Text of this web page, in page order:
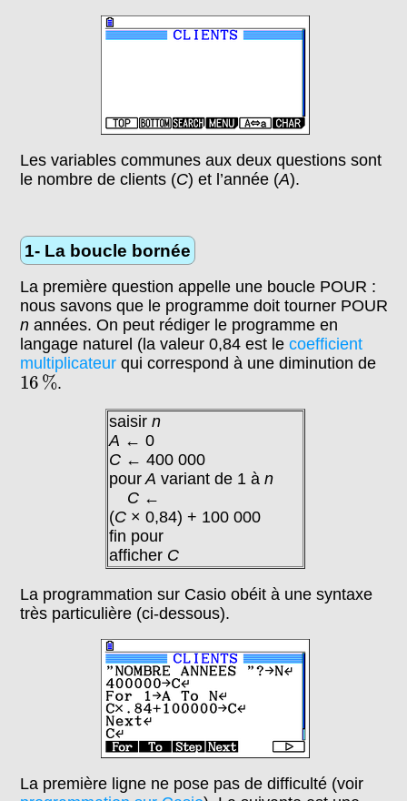
Les variables communes aux deux questions sont
le nombre de clients (C) et l’année (A).
1- La boucle bornée
La première question appelle une boucle POUR :
nous savons que le programme doit tourner POUR
n années. On peut rédiger le programme en
langage naturel (la valeur 0,84 est lecoefficient
multiplicateur qui correspond à une diminution de
16 %
16%.
saisirn
A ← 0
C ← 400 000
pourA variant de 1 àn
C ←
(C × 0,84) + 100 000
fin pour
afficher C
La programmation sur Casio obéit à une syntaxe
très particulière (ci-dessous).
La première ligne ne pose pas de difficulté (voir